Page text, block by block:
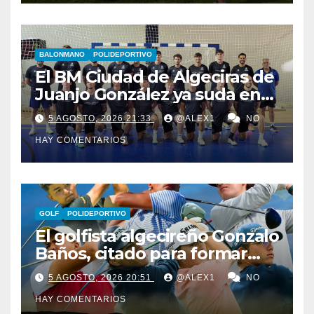
BALONMANO POLIDEPORTIVO
El BM Ciudad de Algeciras de
Juanjo González ya suda en
pretemporada con dos
fichajes: Florin Pop y Álex
González
5 AGOSTO, 2026 21:33 @ALEX1 NO
HAY COMENTARIOS
GOLF POLIDEPORTIVO
El golfista algecireño Gonzalo
Baños, citado para formar
parte del equipo europeo en
el Jacques Léglise Trophy
5 AGOSTO, 2026 20:51 @ALEX1 NO
HAY COMENTARIOS